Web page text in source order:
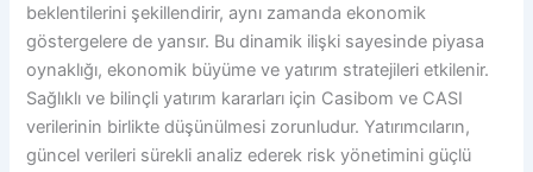
beklentilerini şekillendirir, aynı zamanda ekonomik
göstergelere de yansır. Bu dinamik ilişki sayesinde piyasa
oynaklığı, ekonomik büyüme ve yatırım stratejileri etkilenir.
Sağlıklı ve bilinçli yatırım kararları için Casibom ve CASI
verilerinin birlikte düşünülmesi zorunludur. Yatırımcıların,
güncel verileri sürekli analiz ederek risk yönetimini güçlü